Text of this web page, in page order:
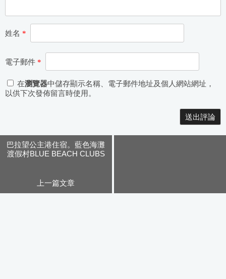
姓名 *
電子郵件 *
在瀏覽器中儲存顯示名稱、電子郵件地址及個人網站網址，
以供下次發佈留言時使用。
巴拉望公主港住宿。藍色海灘
渡假村BLUE BEACH CLUBS
上一篇文章